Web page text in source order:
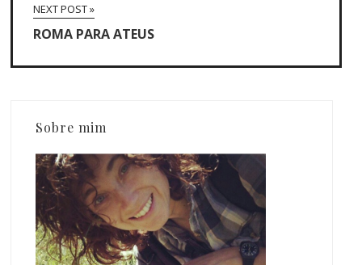
NEXT POST »
ROMA PARA ATEUS
Sobre mim